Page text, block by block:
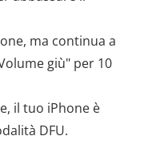
ma continua a
giù" per 10
il tuo iPhone è
DFU.